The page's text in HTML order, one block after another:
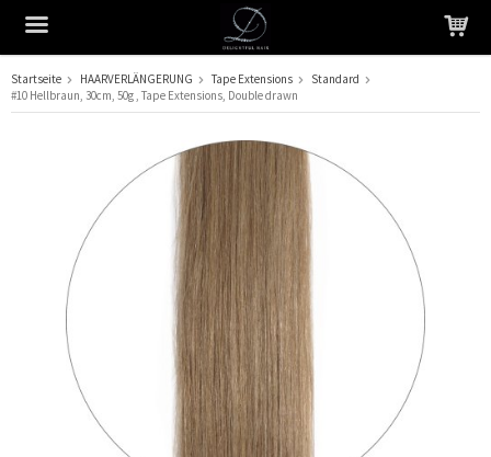
Das Produkt wurde in Ihren Warenkorb gelegt
Startseite HAARVERLÄNGERUNG Tape Extensions
Standard
#10 Hellbraun, 30cm, 50g , Tape Extensions, Double drawn